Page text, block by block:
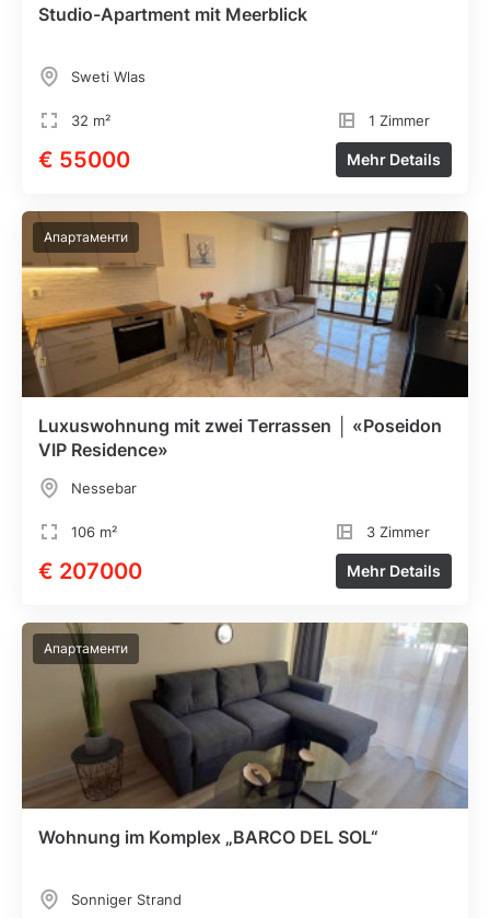
Studio-Apartment mit Meerblick
Sweti Wlas
32 m² 1 Zimmer
€ 55000 Mehr Details
Апартаменти
Luxuswohnung mit zwei Terrassen │ «Poseidon
VIP Residence»
Nessebar
106 m² 3 Zimmer
€ 207000 Mehr Details
Апартаменти
Wohnung im Komplex „BARCO DEL SOL“
Sonniger Strand